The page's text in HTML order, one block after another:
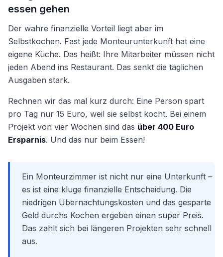
essen gehen
Der wahre finanzielle Vorteil liegt aber im
Selbstkochen. Fast jede Monteurunterkunft hat eine
eigene Küche. Das heißt: Ihre Mitarbeiter müssen nicht
jeden Abend ins Restaurant. Das senkt die täglichen
Ausgaben stark.
Rechnen wir das mal kurz durch: Eine Person spart
pro Tag nur 15 Euro, weil sie selbst kocht. Bei einem
Projekt von vier Wochen sind das über 400 Euro
Ersparnis. Und das nur beim Essen!
Ein Monteurzimmer ist nicht nur eine Unterkunft –
es ist eine kluge finanzielle Entscheidung. Die
niedrigen Übernachtungskosten und das gesparte
Geld durchs Kochen ergeben einen super Preis.
Das zahlt sich bei längeren Projekten sehr schnell
aus.